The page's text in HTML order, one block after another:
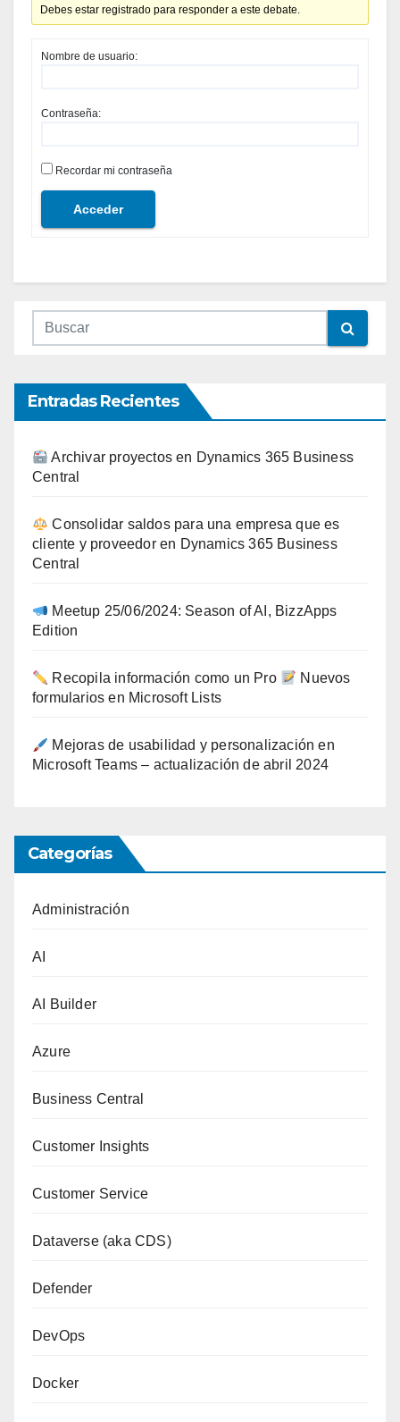
Debes estar registrado para responder a este debate.
Nombre de usuario:
Contraseña:
Recordar mi contraseña
Acceder
Entradas Recientes
Archivar proyectos en Dynamics 365 Business
Central
Consolidar saldos para una empresa que es
cliente y proveedor en Dynamics 365 Business
Central
Meetup 25/06/2024: Season of AI, BizzApps
Edition
Recopila información como un Pro
Nuevos
formularios en Microsoft Lists
Mejoras de usabilidad y personalización en
Microsoft Teams – actualización de abril 2024
Categorías
Administración
AI
AI Builder
Azure
Business Central
Customer Insights
Customer Service
Dataverse (aka CDS)
Defender
DevOps
Docker